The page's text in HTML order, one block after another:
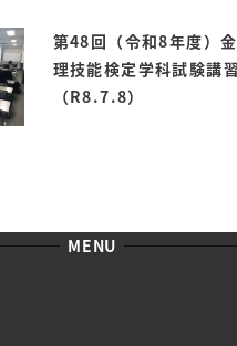
第48回（令和8年度）
理技能検定学科試験講
（R8.7.8）
MENU